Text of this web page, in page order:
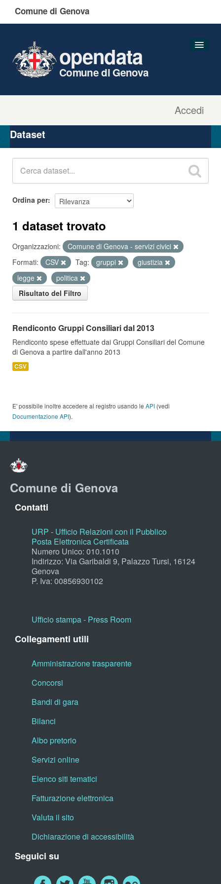
Comune di Genova
Accedi
opendata
Comune di Genova
Organizzazioni
Gruppi
Dataset
Ordina per
1 dataset trovato
Organizzazioni:
Comune di Genova - servizi civici
Formati:
CSV Tag: gruppi
giustizia
legge
politica
Risultato del Filtro
Rendiconto Gruppi Consiliari dal 2013
Rendiconto spese effettuate dai Gruppi Consiliari del Comune
di Genova a partire dall'anno 2013
CSV
E' possibile inoltre accedere al registro usando le API (vedi
Documentazione API).
Comune di Genova
Contatti
URP - Ufficio Relazioni con il Pubblico
Posta Elettronica Certificata
Numero Unico: 010.1010
Indirizzo: Via Garibaldi 9, Palazzo Tursi, 16124
Genova
P. Iva: 00856930102
Ufficio stampa - Press Room
Collegamenti utili
Amministrazione trasparente
Concorsi
Bandi di gara
Bilanci
Albo pretorio
Servizi online
Elenco siti tematici
Fatturazione elettronica
Valuta il sito
Dichiarazione di accessibilità
Seguici su